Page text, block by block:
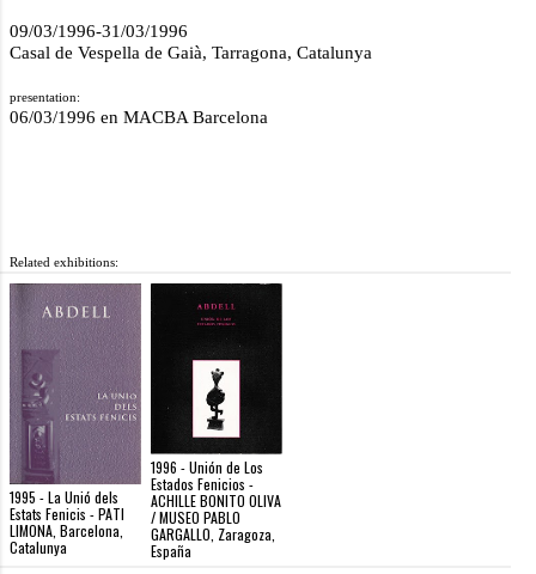
09/03/1996-31/03/1996
Casal de Vespella de Gaià, Tarragona, Catalunya
presentation:
06/03/1996 en MACBA Barcelona
Related exhibitions:
1995 - La Unió dels
Estats Fenicis - PATI
LIMONA, Barcelona,
Catalunya
1996 - Unión de Los
Estados Fenicios -
ACHILLE BONITO OLIVA
/ MUSEO PABLO
GARGALLO, Zaragoza,
España